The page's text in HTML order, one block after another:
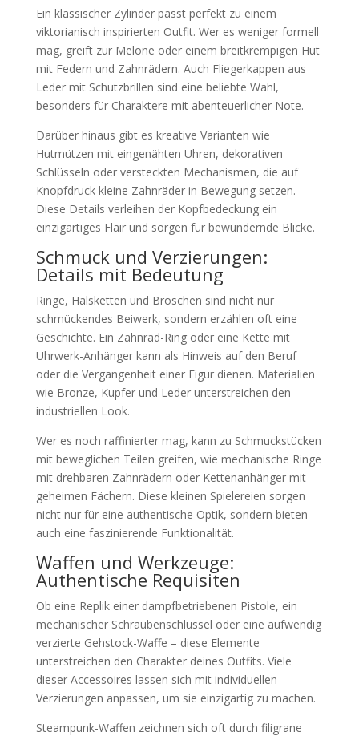
Ein klassischer Zylinder passt perfekt zu einem
viktorianisch inspirierten Outfit. Wer es weniger formell
mag, greift zur Melone oder einem breitkrempigen Hut
mit Federn und Zahnrädern. Auch Fliegerkappen aus
Leder mit Schutzbrillen sind eine beliebte Wahl,
besonders für Charaktere mit abenteuerlicher Note.
Darüber hinaus gibt es kreative Varianten wie
Hutmützen mit eingenähten Uhren, dekorativen
Schlüsseln oder versteckten Mechanismen, die auf
Knopfdruck kleine Zahnräder in Bewegung setzen.
Diese Details verleihen der Kopfbedeckung ein
einzigartiges Flair und sorgen für bewundernde Blicke.
Schmuck und Verzierungen:
Details mit Bedeutung
Ringe, Halsketten und Broschen sind nicht nur
schmückendes Beiwerk, sondern erzählen oft eine
Geschichte. Ein Zahnrad-Ring oder eine Kette mit
Uhrwerk-Anhänger kann als Hinweis auf den Beruf
oder die Vergangenheit einer Figur dienen. Materialien
wie Bronze, Kupfer und Leder unterstreichen den
industriellen Look.
Wer es noch raffinierter mag, kann zu Schmuckstücken
mit beweglichen Teilen greifen, wie mechanische Ringe
mit drehbaren Zahnrädern oder Kettenanhänger mit
geheimen Fächern. Diese kleinen Spielereien sorgen
nicht nur für eine authentische Optik, sondern bieten
auch eine faszinierende Funktionalität.
Waffen und Werkzeuge:
Authentische Requisiten
Ob eine Replik einer dampfbetriebenen Pistole, ein
mechanischer Schraubenschlüssel oder eine aufwendig
verzierte Gehstock-Waffe – diese Elemente
unterstreichen den Charakter deines Outfits. Viele
dieser Accessoires lassen sich mit individuellen
Verzierungen anpassen, um sie einzigartig zu machen.
Steampunk-Waffen zeichnen sich oft durch filigrane